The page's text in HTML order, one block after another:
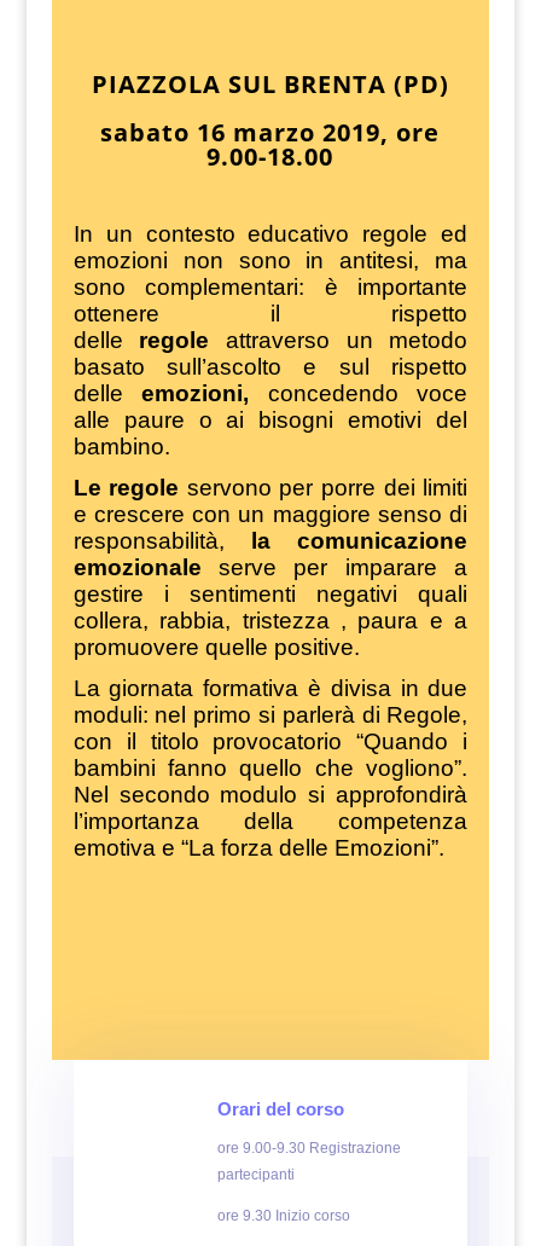
PIAZZOLA SUL BRENTA (PD)
sabato 16 marzo 2019, ore
9.00-18.00
In un contesto educativo regole ed
emozioni non sono in antitesi, ma
sono complementari: è importante
ottenere il rispetto
delle regole attraverso un metodo
basato sull’ascolto e sul rispetto
delleemozioni, concedendo voce
alle paure o ai bisogni emotivi del
bambino.
Le regole servono per porre dei limiti
e crescere con un maggiore senso di
responsabilità, la comunicazione
emozionaleserve per imparare a
gestire i sentimenti negativi quali
collera, rabbia, tristezza , paura e a
promuovere quelle positive.
La giornata formativa è divisa in due
moduli: nel primo si parlerà di Regole,
con il titolo provocatorio “Quando i
bambini fanno quello che vogliono”.
Nel secondo modulo si approfondirà
l’importanza della competenza
emotiva e “La forza delle Emozioni”.
Orari del corso
ore 9.00-9.30 Registrazione
partecipanti
ore 9.30 Inizio corso